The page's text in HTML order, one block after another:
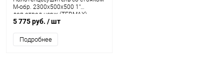
M-обр. 2300х500х500 1"
доп.отвод нерж.(TERMAX)
ТМ0235050
5 775 руб. / шт
Подробнее